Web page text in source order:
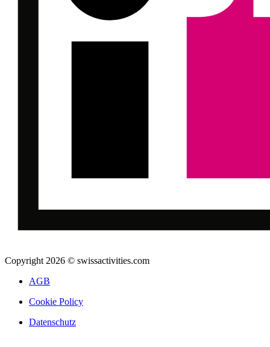
Copyright 2026 © swissactivities.com
AGB
Cookie Policy
Datenschutz